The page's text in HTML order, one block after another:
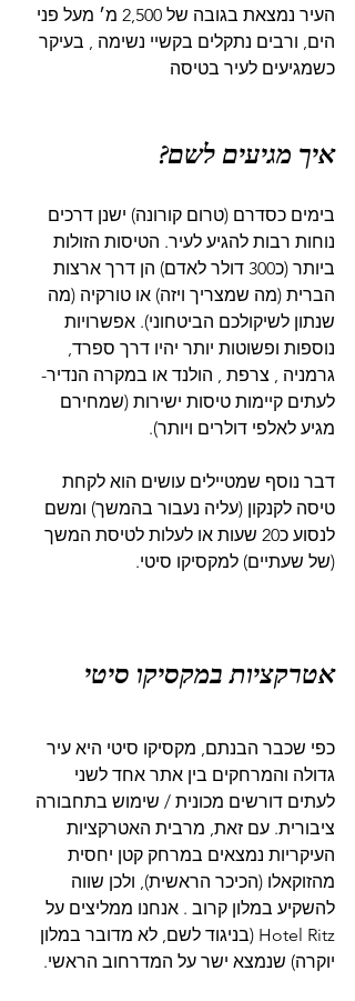
העיר נמצאת בגובה של 2,500 מ׳ מעל פני
הים, ורבים נתקלים בקשיי נשימה , בעיקר
כשמגיעים לעיר בטיסה
איך מגיעים לשם?
בימים כסדרם (טרום קורונה) ישנן דרכים
נוחות רבות להגיע לעיר. הטיסות הזולות
ביותר (כ300 דולר לאדם) הן דרך ארצות
הברית (מה שמצריך ויזה) או טורקיה (מה
שנתון לשיקולכם הביטחוני). אפשרויות
נוספות ופשוטות יותר יהיו דרך ספרד,
גרמניה , צרפת , הולנד או במקרה הנדיר-
לעתים קיימות טיסות ישירות (שמחירם
מגיע לאלפי דולרים ויותר).
דבר נוסף שמטיילים עושים הוא לקחת
טיסה לקנקון (עליה נעבור בהמשך) ומשם
לנסוע כ20 שעות או לעלות לטיסת המשך
(של שעתיים) למקסיקו סיטי.
אטרקציות במקסיקו סיטי
כפי שכבר הבנתם, מקסיקו סיטי היא עיר
גדולה והמרחקים בין אתר אחד לשני
לעתים דורשים מכונית / שימוש בתחבורה
ציבורית. עם זאת, מרבית האטרקציות
העיקריות נמצאים במרחק קטן יחסית
מהזוקאלו (הכיכר הראשית), ולכן שווה
להשקיע במלון קרוב . אנחנו ממליצים על
Hotel Ritz (בניגוד לשם, לא מדובר במלון
יוקרה) שנמצא ישר על המדרחוב הראשי.